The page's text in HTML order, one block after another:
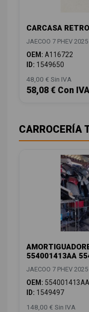
CARCASA
JAECOO 7 PHEV 2025
OEM: A116722
ID: 1549650
48,00 € Sin IVA
58,08 € Con IVA
CARROCERÍA
554001413AA
JAECOO 7 PHEV 2025
OEM: 554001413AA
ID: 1549497
148,00 € Sin IVA